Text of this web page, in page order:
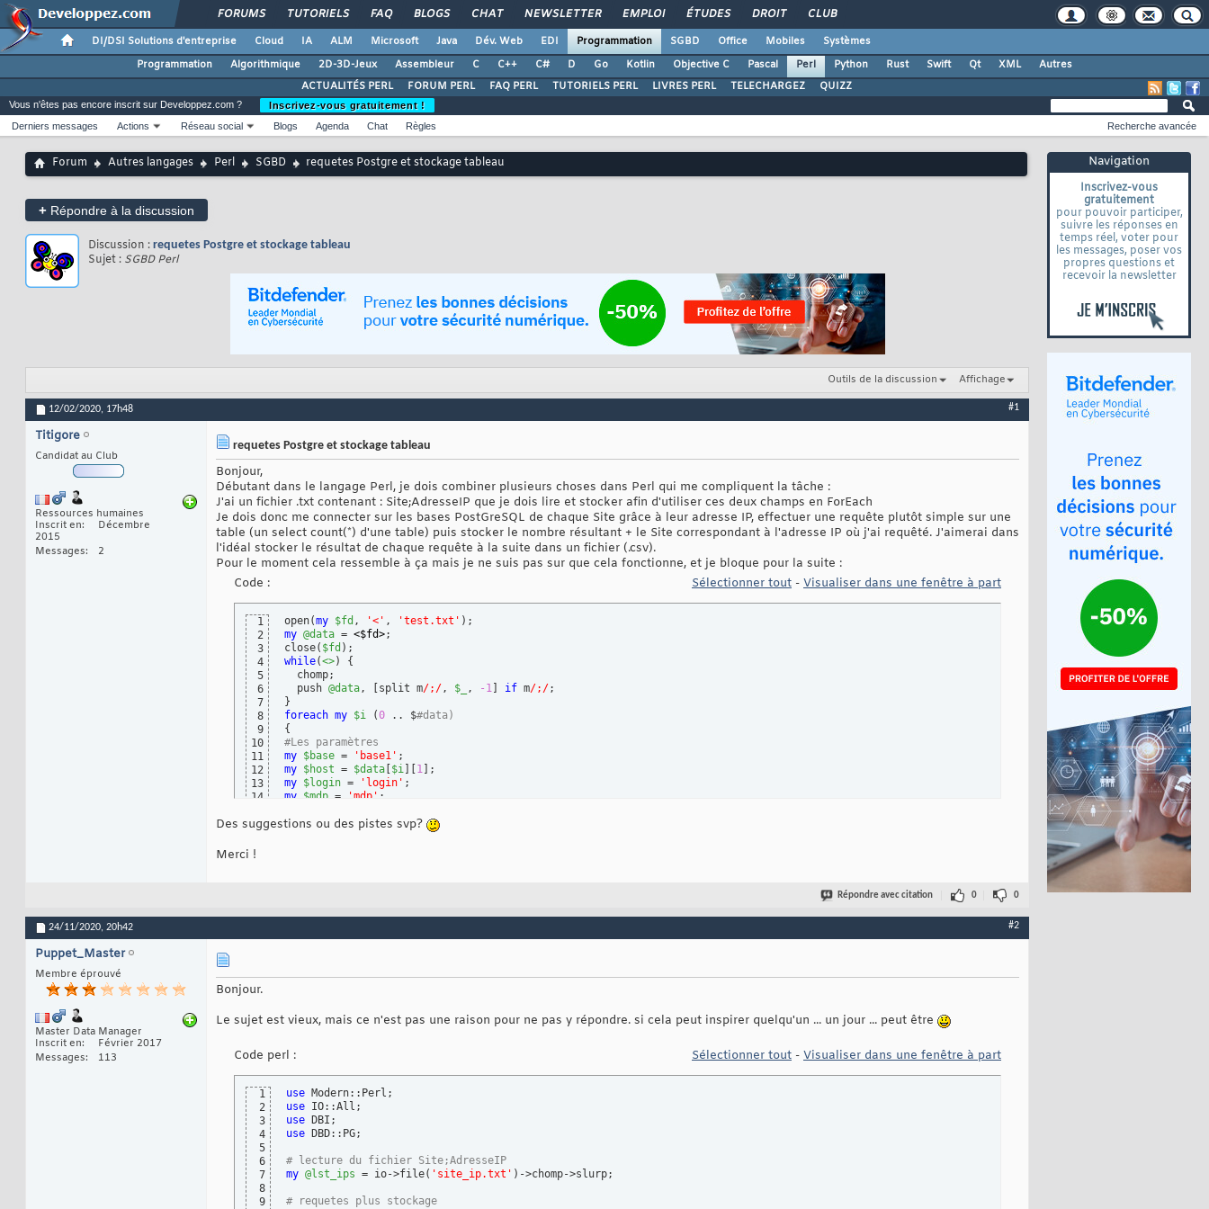
FORUMS TUTORIELS FAQ BLOGS CHAT NEWSLETTER EMPLOI ÉTUDES DROIT CLUB
DI/DSI Solutions d'entreprise Cloud IA ALM Microsoft Java Dév. Web EDI Programmation SGBD Office Mobiles
Systèmes
Programmation
Algorithmique 2D-3D-Jeux Assembleur C C++ C# D Go Kotlin Objective C Pascal Perl Python Rust Swift Qt XML
Autres
ACTUALITÉS PERL
FORUM PERL FAQ PERL TUTORIELS PERL LIVRES PERL TELECHARGEZ QUIZZ
Navigation
Inscrivez-vous
gratuitement
pour pouvoir participer,
suivre les réponses en
temps réel, voter pour
les messages, poser vos
propres questions et
recevoir la newsletter
Vous n'êtes pas encore inscrit sur Developpez.com ?
Inscrivez-vous gratuitement !
Derniers messages
Actions Réseau social Blogs Agenda Chat Règles Recherche avancée
Forum Autres langages Perl SGBD requetes Postgre et stockage tableau
+ Répondre à la discussion
Discussion : requetes Postgre et stockage tableau
Sujet : SGBD Perl
Outils de la discussion Affichage
12/02/2020, 17h48 #1
Titigore
Candidat au Club
Ressources humaines
Inscrit en
Décembre
2015
Messages
2
requetes Postgre et stockage tableau
Bonjour,
Débutant dans le langage Perl, je dois combiner plusieurs choses dans Perl qui me compliquent la tâche :
J'ai un fichier .txt contenant : Site;AdresseIP que je dois lire et stocker afin d'utiliser ces deux champs en ForEach
Je dois donc me connecter sur les bases PostGreSQL de chaque Site grâce à leur adresse IP, effectuer une requête plutôt simple sur une
table (un select count(*) d'une table) puis stocker le nombre résultant + le Site correspondant à l'adresse IP où j'ai requêté. J'aimerai dans
l'idéal stocker le résultat de chaque requête à la suite dans un fichier (.csv).
Pour le moment cela ressemble à ça mais je ne suis pas sur que cela fonctionne, et je bloque pour la suite :
Code :
Sélectionner tout - Visualiser dans une fenêtre à part
1
2
3
4
5
6
7
8
9
10
11
12
13
14
16
18
open(my $fd , '<' , 'test.txt' )
my @data = <$fd>;
close( $fd )
while(<>)
{
  chomp;
  push
@data, split m/;/, $_ , -1 if m/;/
}
foreach my $i (0 .. $#data)
{
#Les paramètres
my $base = 'base1'
my $host = $data $i 1
my $login = 'login'
my $mdp = 'mdp'
"Connexion impossible a PostGreql !";
Des suggestions ou des pistes svp?
Merci !
Répondre avec citation 0 0
24/11/2020, 20h42 #2
Puppet_Master
Membre éprouvé
Master Data Manager
Inscrit en
Février 2017
Messages
113
Bonjour.
Le sujet est vieux, mais ce n'est pas une raison pour ne pas y répondre. si cela peut inspirer quelqu'un ... un jour ... peut être
Code perl : Sélectionner tout - Visualiser dans une fenêtre à part
1
2
3
4
5
6
7
8
9
use
use
use
use DBD::PG;
# lecture du fichier Site;AdresseIP
my @lst_ips = io->file( 'site_ip.txt' ) ->chomp->slurp;
# requetes plus stockage